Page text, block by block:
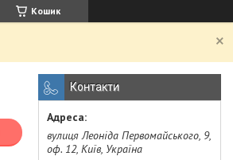
Кошик
Контакти
вулиця Леоніда Первомайського, 9,
оф. 12, Київ, Україна